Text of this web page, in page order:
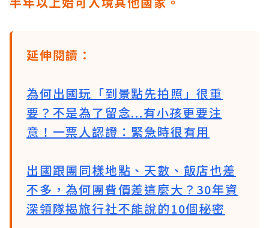
延伸閱讀：
為何出國玩「到景點先拍照」很重
要？不是為了留念...有小孩更要注
意！一票人認證：緊急時很有用
出國跟團同樣地點、天數、飯店也差
不多，為何團費價差這麼大？30年資
深領隊揭旅行社不能說的10個秘密